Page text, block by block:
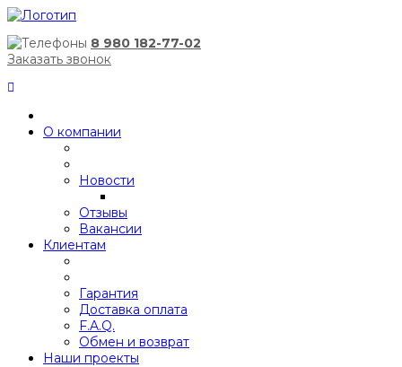
8 980 182-77-02
Заказать звонок
О компании
Новости
Отзывы
Вакансии
Клиентам
Гарантия
Доставка оплата
F.A.Q.
Обмен и возврат
Наши проекты